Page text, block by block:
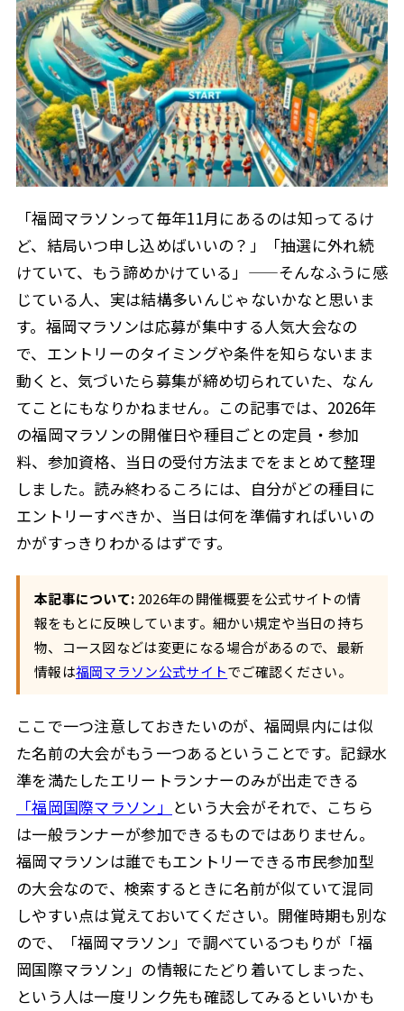
「福岡マラソンって毎年11月にあるのは知ってるけ
ど、結局いつ申し込めばいいの？」「抽選に外れ続
けていて、もう諦めかけている」——そんなふうに感
じている人、実は結構多いんじゃないかなと思いま
す。福岡マラソンは応募が集中する人気大会なの
で、エントリーのタイミングや条件を知らないまま
動くと、気づいたら募集が締め切られていた、なん
てことにもなりかねません。この記事では、2026年
の福岡マラソンの開催日や種目ごとの定員・参加
料、参加資格、当日の受付方法までをまとめて整理
しました。読み終わるころには、自分がどの種目に
エントリーすべきか、当日は何を準備すればいいの
かがすっきりわかるはずです。
本記事について: 2026年の開催概要を公式サイトの情
報をもとに反映しています。細かい規定や当日の持ち
物、コース図などは変更になる場合があるので、最新
情報は福岡マラソン公式サイトでご確認ください。
ここで一つ注意しておきたいのが、福岡県内には似
た名前の大会がもう一つあるということです。記録水
準を満たしたエリートランナーのみが出走できる
「福岡国際マラソン」 という大会がそれで、こちら
は一般ランナーが参加できるものではありません。
福岡マラソンは誰でもエントリーできる市民参加型
の大会なので、検索するときに名前が似ていて混同
しやすい点は覚えておいてください。開催時期も別な
ので、「福岡マラソン」で調べているつもりが「福
岡国際マラソン」の情報にたどり着いてしまった、
という人は一度リンク先も確認してみるといいかも